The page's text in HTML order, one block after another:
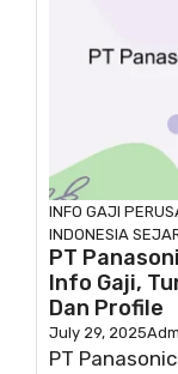
INFO GAJI
INDONESIA
PT
Info Gaji,
Dan Profile
July 29, 2025
PT